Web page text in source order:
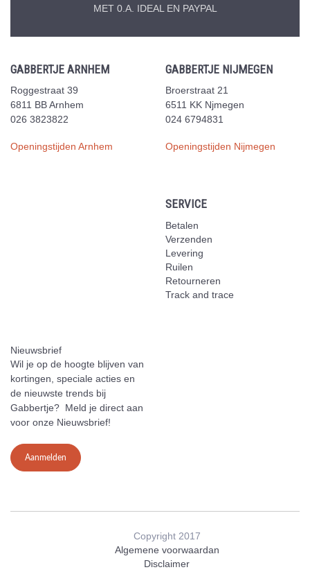
MET 0.A. IDEAL EN PAYPAL
GABBERTJE ARNHEM
Roggestraat 39
6811 BB Arnhem
026 3823822
Openingstijden Arnhem
GABBERTJE NIJMEGEN
Broerstraat 21
6511 KK Njmegen
024 6794831
Openingstijden Nijmegen
SERVICE
Betalen
Verzenden
Levering
Ruilen
Retourneren
Track and trace
Nieuwsbrief
Wil je op de hoogte blijven van
kortingen, speciale acties en
de nieuwste trends bij
Gabbertje? Meld je direct aan
voor onze Nieuwsbrief!
Aanmelden
Copyright 2017
Algemene voorwaardan
Disclaimer